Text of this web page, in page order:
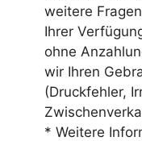
weitere
Ihrer
ohne
wir Ihren
(Druckfehler,
* Weitere